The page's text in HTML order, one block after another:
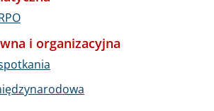
i organizacyjna